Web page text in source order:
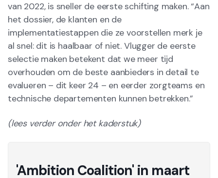
van 2022, is sneller de eerste schifting maken. “Aan
het dossier, de klanten en de
implementatiestappen die ze voorstellen merk je
al snel: dit is haalbaar of niet. Vlugger de eerste
selectie maken betekent dat we meer tijd
overhouden om de beste aanbieders in detail te
evalueren – dit keer 24 – en eerder zorgteams en
technische departementen kunnen betrekken.”
(lees verder onder het kaderstuk)
'Ambition Coalition' in maart